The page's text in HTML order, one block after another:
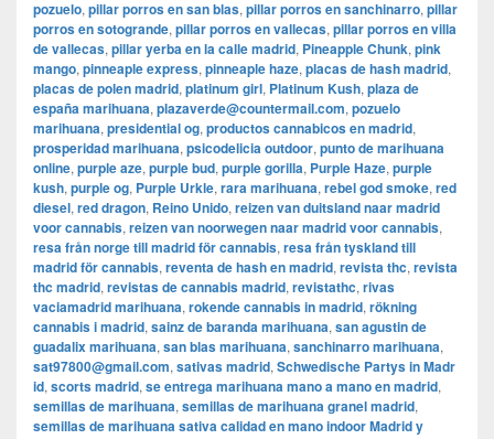
pozuelo, pillar porros en san blas, pillar porros en sanchinarro, pillar
porros en sotogrande, pillar porros en vallecas, pillar porros en villa
de vallecas, pillar yerba en la calle madrid, Pineapple Chunk, pink
mango, pinneaple express, pinneaple haze, placas de hash madrid,
placas de polen madrid, platinum girl, Platinum Kush, plaza de
españa marihuana, plazaverde@countermail.com, pozuelo
marihuana, presidential og, productos cannabicos en madrid,
prosperidad marihuana, psicodelicia outdoor, punto de marihuana
online, purple aze, purple bud, purple gorilla, Purple Haze, purple
kush, purple og, Purple Urkle, rara marihuana, rebel god smoke, red
diesel, red dragon, Reino Unido, reizen van duitsland naar madrid
voor cannabis, reizen van noorwegen naar madrid voor cannabis,
resa från norge till madrid för cannabis, resa från tyskland till
madrid för cannabis, reventa de hash en madrid, revista thc, revista
thc madrid, revistas de cannabis madrid, revistathc, rivas
vaciamadrid marihuana, rokende cannabis in madrid, rökning
cannabis i madrid, sainz de baranda marihuana, san agustin de
guadalix marihuana, san blas marihuana, sanchinarro marihuana,
sat97800@gmail.com, sativas madrid, Schwedische Partys in Madr
id, scorts madrid, se entrega marihuana mano a mano en madrid,
semillas de marihuana, semillas de marihuana granel madrid,
semillas de marihuana sativa calidad en mano indoor Madrid y